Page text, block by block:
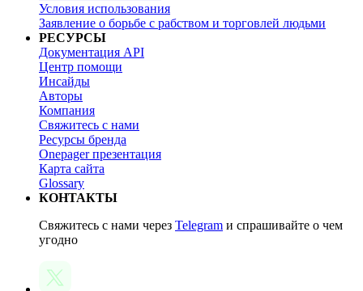
Условия использования
Заявление о борьбе с рабством и торговлей людьми
РЕСУРСЫ
Документация API
Центр помощи
Инсайды
Авторы
Компания
Свяжитесь с нами
Ресурсы бренда
Onepager презентация
Карта сайта
Glossary
КОНТАКТЫ
Свяжитесь с нами через Telegram и спрашивайте о чем
угодно